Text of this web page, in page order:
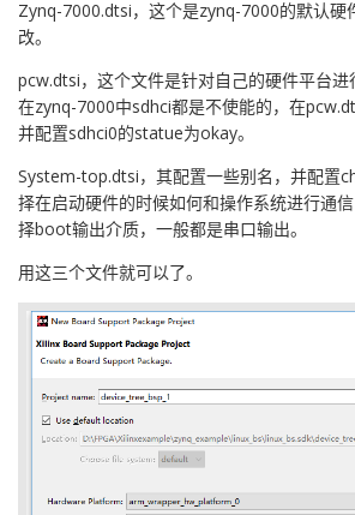
Zynq-7000.dtsi，这个是zynq-7000的默认硬
改。
pcw.dtsi，这个文件是针对自己的硬件平台
在zynq-7000中sdhci都是不使能的，在
并配置sdhci0的statue为okay。
System-top.dtsi，其配置一些别名，并配置
择在启动硬件的时候如何和操作系统进行通
择boot输出介质，一般都是串口输出。
用这三个文件就可以了。